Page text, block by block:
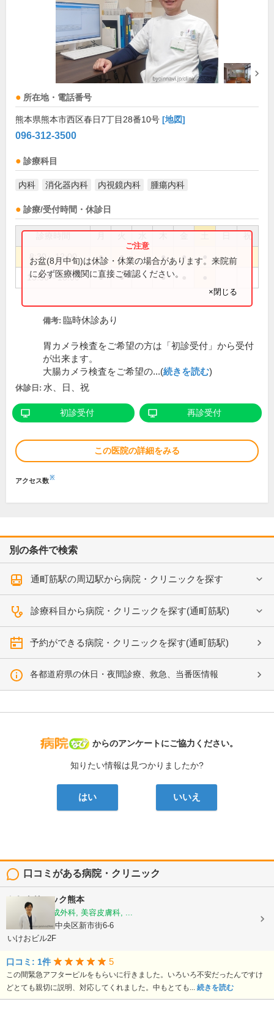
所在地・電話番号
熊本県熊本市西区春日7丁目28番10号 [地図]
096-312-3500
診療科目
内科 消化器内科 内視鏡内科 腫瘍内科
診療/受付時間・休診日
祝
8:30～12:00 ● ● ● ●
13:30～18:00 ● ● ●
お盆(8月中旬)は休診・休業の場合があります。来院前
に必ず医療機関に直接ご確認ください。
×閉じる
備考: 臨時休診あり
胃カメラ検査をご希望の方は「初診受付」から受付
が出来ます。
大腸カメラ検査をご希望の...(続きを読む)
休診日: 水、日、祝
初診受付 再診受付
この医院の詳細をみる
アクセス数※
別の条件で検索
通町筋駅の周辺駅から病院・クリニックを探す
診療科目から病院・クリニックを探す(通町筋駅)
予約ができる病院・クリニックを探す(通町筋駅)
各都道府県の休日・夜間診療、救急、当番医情報
病院なび
からのアンケートにご協力ください。
知りたい情報は見つかりましたか?
はい いいえ
口コミがある病院・クリニック
かじクリニック熊本
美容外科, 形成外科, 美容皮膚科, ...
熊本県熊本市中央区新市街6-6
いけおビル2F
口コミ: 1件 5
この間緊急アフターピルをもらいに行きました。いろいろ不安だったんですけ
どとても親切に説明、対応してくれました。中もとても... 続きを読む